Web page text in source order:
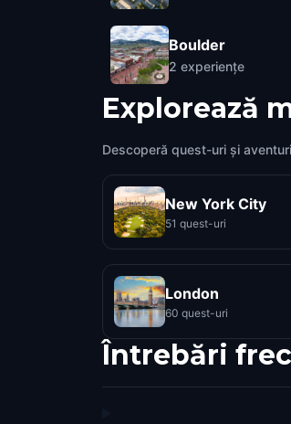
Boulder
2 experiențe
Explorează
Descoperă quest-uri și
New York City
51 quest-uri
London
60 quest-uri
Întrebări